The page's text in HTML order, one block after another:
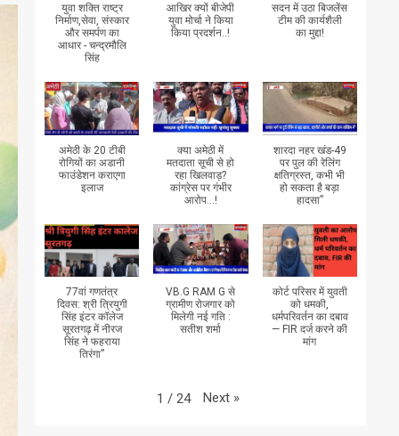
युवा शक्ति राष्ट्र
निर्माण,सेवा, संस्कार
और समर्पण का
आधार - चन्द्रमौलि
सिंह
आखिर क्यों बीजेपी
युवा मोर्चा ने किया
किया प्रदर्शन..!
सदन में उठा बिजलेंस
टीम की कार्यशैली
का मुद्दा!
अमेठी के 20 टीबी
रोगियों का अडानी
फाउंडेशन कराएगा
इलाज
क्या अमेठी में
मतदाता सूची से हो
रहा खिलवाड़?
कांग्रेस पर गंभीर
आरोप...!
शारदा नहर खंड-49
पर पुल की रेलिंग
क्षतिग्रस्त, कभी भी
हो सकता है बड़ा
हादसा”
77वां गणतंत्र
दिवस: श्री त्रियुगी
सिंह इंटर कॉलेज
सूरतगढ़ में नीरज
सिंह ने फहराया
तिरंगा”
VB.G RAM G से
ग्रामीण रोजगार को
मिलेगी नई गति :
सतीश शर्मा
कोर्ट परिसर में युवती
को धमकी,
धर्मपरिवर्तन का दबाव
— FIR दर्ज करने की
मांग
1 / 24 Next »